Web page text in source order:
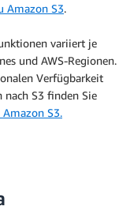
Amazon S3.
variiert je
und AWS-Regionen.
Verfügbarkeit
nach S3 finden Sie
S3.